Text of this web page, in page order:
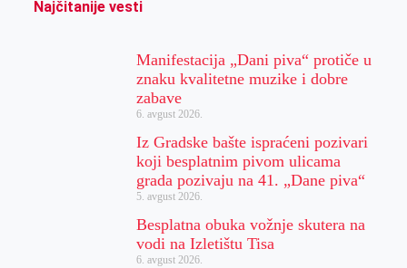
Najčitanije vesti
Manifestacija „Dani piva“ protiče u
znaku kvalitetne muzike i dobre
zabave
6. avgust 2026.
Iz Gradske bašte ispraćeni pozivari
koji besplatnim pivom ulicama
grada pozivaju na 41. „Dane piva“
5. avgust 2026.
Besplatna obuka vožnje skutera na
vodi na Izletištu Tisa
6. avgust 2026.